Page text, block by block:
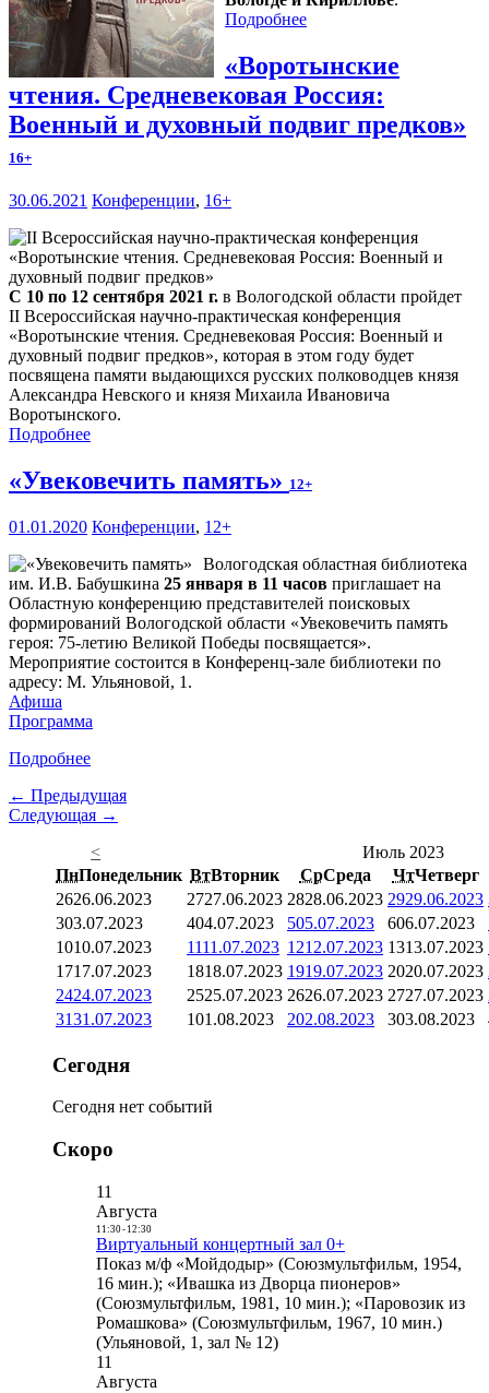
Подробнее
«Воротынские
чтения. Средневековая Россия:
Военный и духовный подвиг предков»
16+
30.06.2021 Конференции, 16+
С 10 по 12 сентября 2021 г. в Вологодской области пройдет
II Всероссийская научно-практическая конференция
«Воротынские чтения. Средневековая Россия: Военный и
духовный подвиг предков», которая в этом году будет
посвящена памяти выдающихся русских полководцев князя
Александра Невского и князя Михаила Ивановича
Воротынского.
Подробнее
«Увековечить память» 12+
01.01.2020 Конференции, 12+
Вологодская областная библиотека
им. И.В. Бабушкина 25 января в 11 часов приглашает на
Областную конференцию представителей поисковых
формирований Вологодской области «Увековечить память
героя: 75-летию Великой Победы посвящается».
Мероприятие состоится в Конференц-зале библиотеки по
адресу: М. Ульяновой, 1.
Афиша
Программа
Подробнее
← Предыдущая
Следующая →
<
Июль 2023
ПнПонедельник ВтВторник СрСреда ЧтЧетверг
2626.06.2023 2727.06.2023 2828.06.2023 2929.06.2023
303.07.2023 404.07.2023 505.07.2023 606.07.2023
1010.07.2023 1111.07.2023 1212.07.2023 1313.07.2023
1717.07.2023 1818.07.2023 1919.07.2023 2020.07.2023
2424.07.2023 2525.07.2023 2626.07.2023 2727.07.2023
3131.07.2023 101.08.2023 202.08.2023 303.08.2023
Сегодня
Сегодня нет событий
Скоро
11
Августа
11:30- 12:30
Виртуальный концертный зал 0+
Показ м/ф «Мойдодыр» (Союзмультфильм, 1954,
16 мин.); «Ивашка из Дворца пионеров»
(Союзмультфильм, 1981, 10 мин.); «Паровозик из
Ромашкова» (Союзмультфильм, 1967, 10 мин.)
(Ульяновой, 1, зал № 12)
11
Августа